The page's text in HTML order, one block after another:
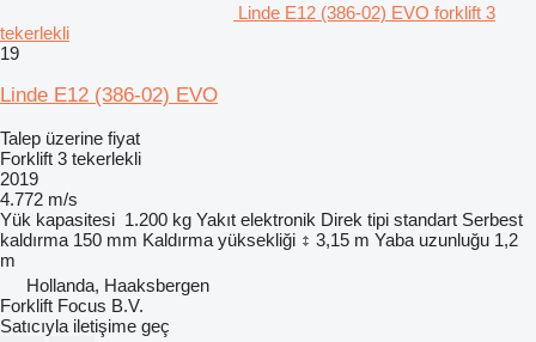
Linde E12 (386-02) EVO forklift 3
tekerlekli
19
Linde E12 (386-02) EVO
Talep üzerine fiyat
Forklift 3 tekerlekli
2019
4.772 m/s
Yük kapasitesi 1.200 kg Yakıt elektronik Direk tipi standart Serbest
kaldırma 150 mm Kaldırma yüksekliği 3,15 m Yaba uzunluğu 1,2
m
Hollanda, Haaksbergen
Forklift Focus B.V.
Satıcıyla iletişime geç